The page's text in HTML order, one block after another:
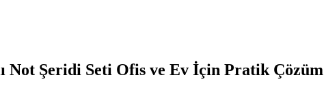
Not Şeridi Seti Ofis ve Ev İçin Pratik Çözüm